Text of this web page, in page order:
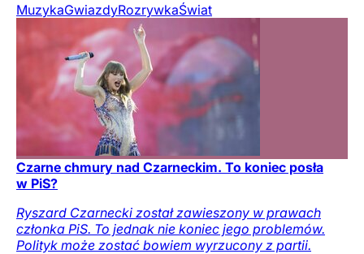
MuzykaGwiazdyRozrywkaŚwiat
Czarne chmury nad Czarneckim. To koniec posła
w PiS?
Ryszard Czarnecki został zawieszony w prawach
członka PiS. To jednak nie koniec jego problemów.
Polityk może zostać bowiem wyrzucony z partii.